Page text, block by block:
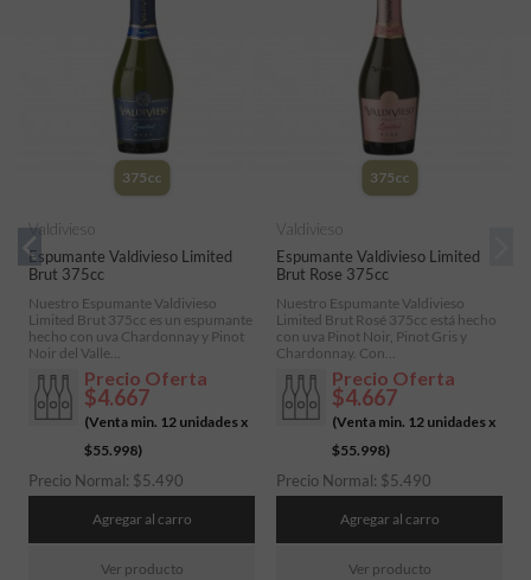
375cc
Espumante Valdivieso Limited
Brut 375cc
(Venta min. 12 unidades x
$55.998)
Precio Oferta
$4.667
Precio Normal: $5.490
Valdivieso
Nuestro Espumante Valdivieso
Limited Brut 375cc es un espumante
hecho con uva Chardonnay y Pinot
Noir del Valle...
Agregar al carro
Ver producto
375cc
Espumante Valdivieso Limited
Brut Rose 375cc
(Venta min. 12 unidades x
$55.998)
Precio Oferta
$4.667
Precio Normal: $5.490
Valdivieso
Nuestro Espumante Valdivieso
Limited Brut Rosé 375cc está hecho
con uva Pinot Noir, Pinot Gris y
Chardonnay. Con...
Agregar al carro
Ver producto